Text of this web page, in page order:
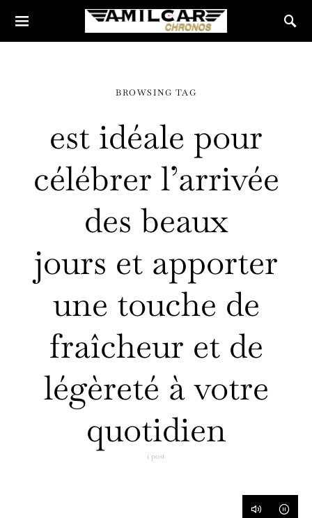
BROWSING TAG
est idéale pour
célébrer l’arrivée
des beaux
jours et apporter
une touche de
fraîcheur et de
légèreté à votre
quotidien
1 post